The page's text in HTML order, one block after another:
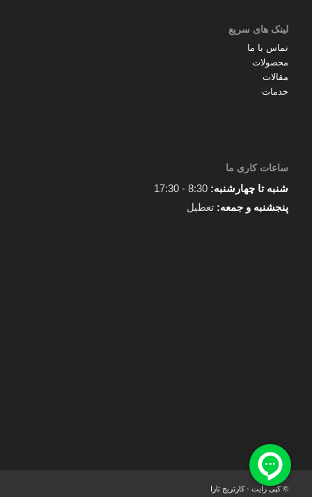
لینک های سریع
تماس با ما
محصولات
مقالات
خدمات
ساعات کاری ما
شنبه تا چهارشنبه: 8:30 - 17:30
پنجشنبه و جمعه: تعطیل
© کپی رایت -کارتریج تارا